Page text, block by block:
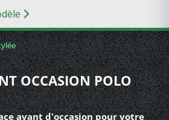
par modèle
OCCASION POLO
avant d'occasion pour votre